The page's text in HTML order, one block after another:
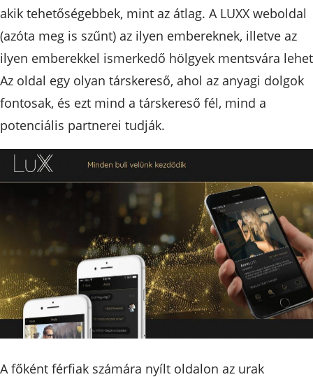
akik tehetőségebbek, mint az átlag. A LUXX weboldal
(azóta meg is szűnt) az ilyen embereknek, illetve az
ilyen emberekkel ismerkedő hölgyek mentsvára
Az oldal egy olyan társkereső, ahol az anyagi dolgok
fontosak, és ezt mind a társkereső fél, mind a
potenciális partnerei tudják.
A főként férfiak számára nyílt oldalon az urak